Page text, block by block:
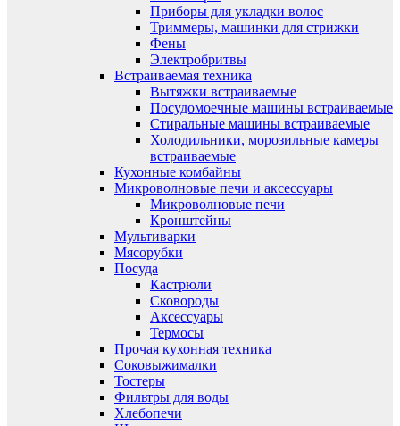
Приборы для укладки волос
Триммеры, машинки для стрижки
Фены
Электробритвы
Встраиваемая техника
Вытяжки встраиваемые
Посудомоечные машины встраиваемые
Стиральные машины встраиваемые
Холодильники, морозильные камеры
встраиваемые
Кухонные комбайны
Микроволновые печи и аксессуары
Микроволновые печи
Кронштейны
Мультиварки
Мясорубки
Посуда
Кастрюли
Сковороды
Аксессуары
Термосы
Прочая кухонная техника
Соковыжималки
Тостеры
Фильтры для воды
Хлебопечи